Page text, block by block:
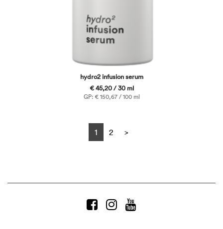
hydro2 infusion serum
€ 45,20 / 30 ml
GP: € 150,67 / 100 ml
1 2 >Next